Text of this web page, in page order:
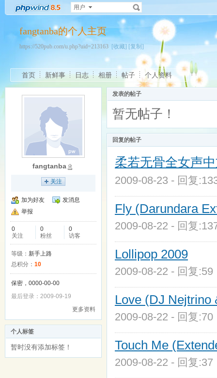
用户
fangtanba的个人主页
https://520pub.com/u.php?uid=213163 [收藏] [复制]
首页 新鲜事 日志 相册 帖子 个人资料
fangtanba
关注
加为好友
发消息
举报
0
关注
0
粉丝
0
访客
等级： 新手上路
总积分： 10
保密，0000-00-00
最后登录：2009-09-19
更多资料
个人标签
暂时没有添加标签！
发表的帖子
暂无帖子！
回复的帖子
柔若无骨全女声
2009-08-23 - 回复
Fly (Darundara
2009-08-22 - 回复
Lollipop 2009
2009-08-22 - 回复
Love (DJ Nejtrino
2009-08-22 - 回复
Touch Me
2009-08-22 - 回复